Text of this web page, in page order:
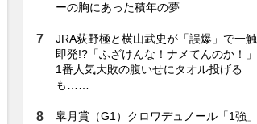
ーの胸にあった積年の夢
JRA荻野極と横山武史が「誤爆」で一触
即発!?「ふざけんな！ナメてんのか！」
1番人気大敗の腹いせにタオル投げる
も……
皐月賞（G1）クロワデュノール「1強」